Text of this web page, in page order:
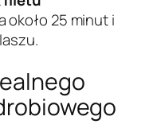
około 25 minut i